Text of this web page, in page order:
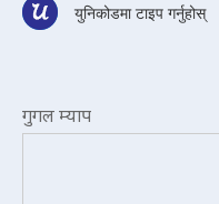
युनिकोडमा टाइप गर्नुहोस्
गुगल म्याप